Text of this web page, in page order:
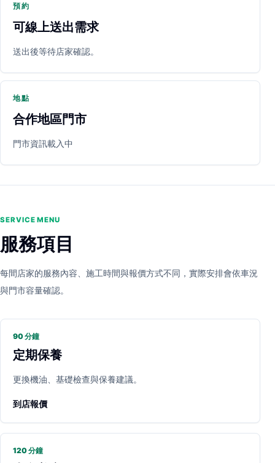
立即預約 開啟地圖 其他店家
預約
可線上送出需求
送出後等待店家確認。
地點
合作地區門市
門市資訊載入中
SERVICE MENU
服務項目
每間店家的服務內容、施工時間與報價方式不同，實際安排會依車況
與門市容量確認。
90 分鐘
定期保養
更換機油、基礎檢查與保養建議。
到店報價
120 分鐘